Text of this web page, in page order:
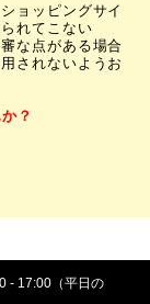
ョッピングサイ
れてこない
な点がある場合
されないようお
？
- 17:00（平日の